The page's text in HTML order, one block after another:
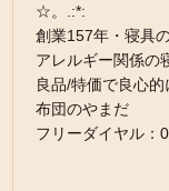
☆。.:*:
創業157年・寝具
アレルギー関係の
良品/特価で良心的
布団のやまだ
フリーダイヤル：